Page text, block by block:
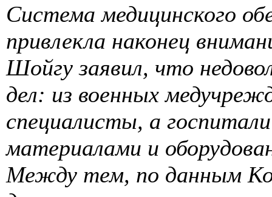
Система медицинского
привлекла наконец
Шойгу заявил, что
дел: из военных
специалисты, а
материалами и
Между тем, по данным